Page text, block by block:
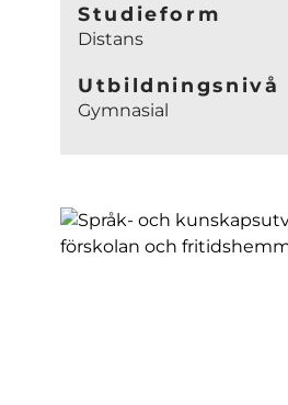
Studieform
Distans
Utbildningsnivå
Gymnasial